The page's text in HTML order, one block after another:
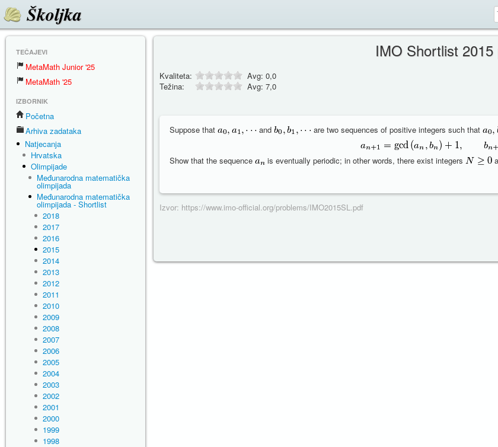
Školjka
TEČAJEVI
MetaMath Junior '25
MetaMath '25
IZBORNIK
Početna
Arhiva zadataka
Natjecanja
Hrvatska
Olimpijade
Međunarodna matematička
olimpijada
Međunarodna matematička
olimpijada - Shortlist
2018
2017
2016
2015
2014
2013
2012
2011
2010
2009
2008
2007
2006
2005
2004
2003
2002
2001
2000
1999
1998
IMO Shortlist
Kvaliteta: Avg: 0,0
Težina:
Avg: 7,0
Suppose that and are two sequences of positive integers such that
Show that the sequence is eventually periodic; in other words, there exist integers
Izvor: https://www.imo-official.org/problems/IMO2015SL.pdf